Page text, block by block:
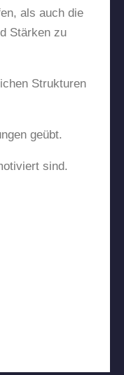
als auch die
Stärken zu
Strukturen
geübt.
sind.